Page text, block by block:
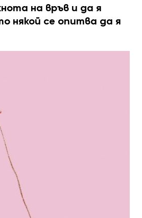
на връв и да я
някой се опитва да я